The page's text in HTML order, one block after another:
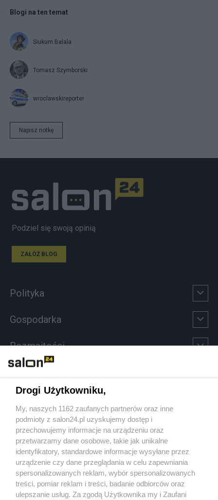
Blogi na ten temat
Siukum Balala
Tomasz Szymborski
wroclawskireporter
Napisz notkę
Podziel się swoją opinią
ZAŁÓŻ BLOG
Polityka
Gospodarka
Rozmaitości
Sport
Społeczeństwo
Kultura
X Facebook Instagram Youtube
Drogi Użytkowniku,
My, naszych 1162 zaufanych partnerów oraz inne
podmioty z salon24.pl uzyskujemy dostęp i
przechowujemy informacje na urządzeniu oraz
przetwarzamy dane osobowe, takie jak unikalne
identyfikatory, standardowe informacje wysyłane przez
urządzenie czy dane przeglądania w celu zapewniania
spersonalizowanych reklam, wybór spersonalizowanych
treści, pomiar reklam i treści, badanie odbiorców oraz
ulepszanie usług. Za zgodą Użytkownika my i Zaufani